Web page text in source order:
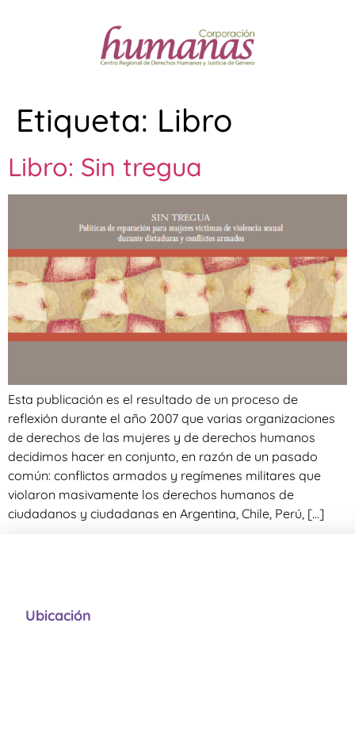
Etiqueta: Libro
Libro: Sin tregua
Esta publicación es el resultado de un proceso de
reflexión durante el año 2007 que varias organizaciones
de derechos de las mujeres y de derechos humanos
decidimos hacer en conjunto, en razón de un pasado
común: conflictos armados y regímenes militares que
violaron masivamente los derechos humanos de
ciudadanos y ciudadanas en Argentina, Chile, Perú, […]
Ubicación